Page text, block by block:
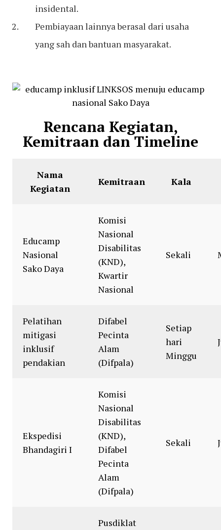
insidental.
Pembiayaan lainnya berasal dari usaha
yang sah dan bantuan masyarakat.
Rencana Kegiatan,
Kemitraan dan Timeline
Nama
Kegiatan
Kemitraan Kala
Educamp
Nasional
Sako Daya
Komisi
Nasional
Disabilitas
(KND),
Kwartir
Nasional
Sekali
Pelatihan
mitigasi
inklusif
pendakian
Difabel
Pecinta
Alam
(Difpala)
Setiap
hari
Minggu
Ekspedisi
Bhandagiri I
Komisi
Nasional
Disabilitas
(KND),
Difabel
Pecinta
Alam
(Difpala)
Sekali
Pusdiklat